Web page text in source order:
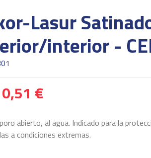
Lasur
interior -
€
abierto, al agua. Indicado para la
a condiciones extremas.